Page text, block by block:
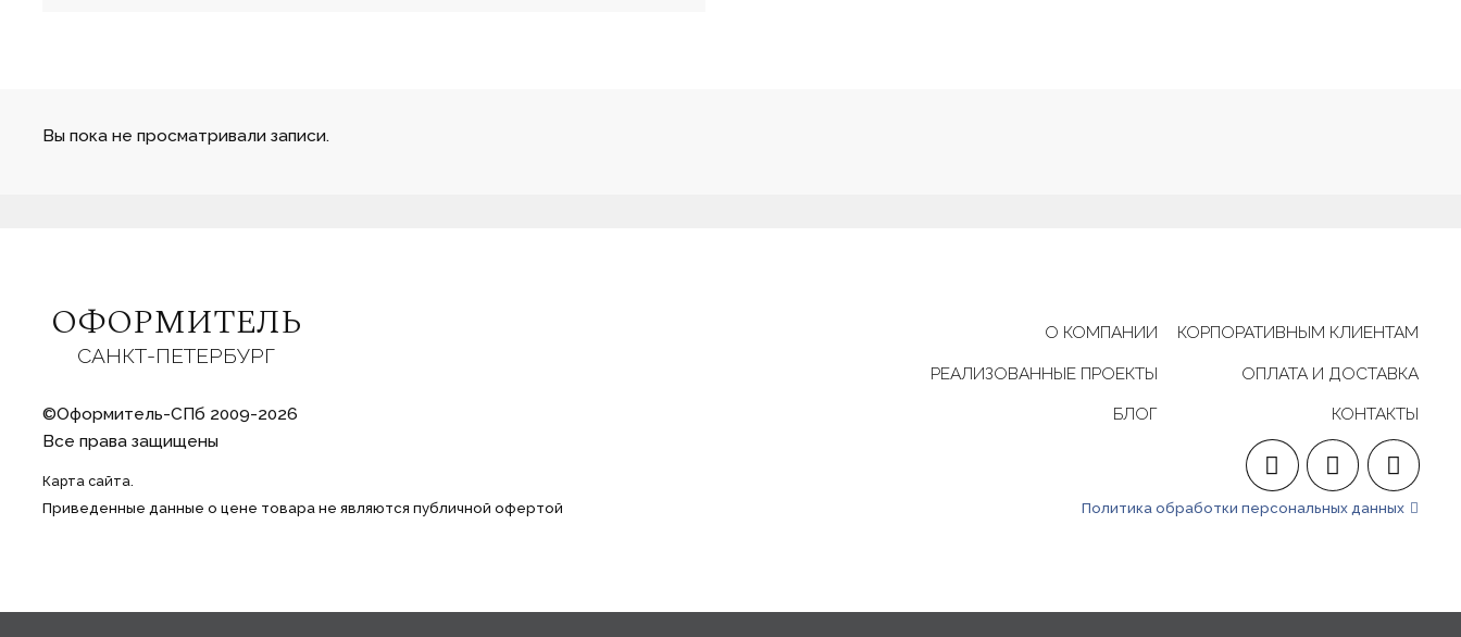
Вы пока не просматривали записи.
ОФОРМИТЕЛЬ
САНКТ-ПЕТЕРБУРГ
©Оформитель-СПб 2009-2026
Все права защищены
Карта сайта.
Приведенные данные о цене товара не являются публичной офертой
О КОМПАНИИ
РЕАЛИЗОВАННЫЕ ПРОЕКТЫ
БЛОГ
КОРПОРАТИВНЫМ КЛИЕНТАМ
ОПЛАТА И ДОСТАВКА
КОНТАКТЫ
Политика обработки персональных данных